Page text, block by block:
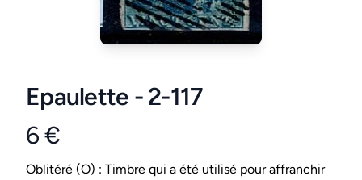
Epaulette - 2-117
Product information
6 €
Conditions
Oblitéré (O) : Timbre qui a été utilisé pour affranchir